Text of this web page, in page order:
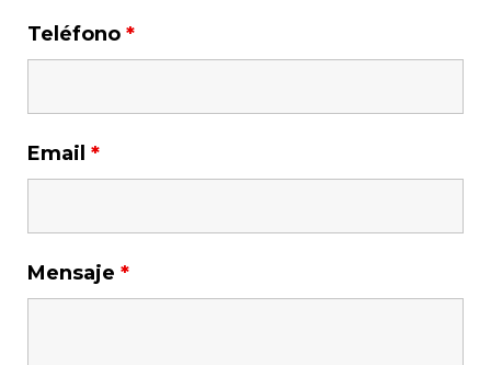
Teléfono *
Email *
Mensaje *